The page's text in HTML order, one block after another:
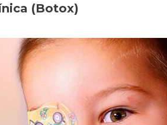
(Botox)